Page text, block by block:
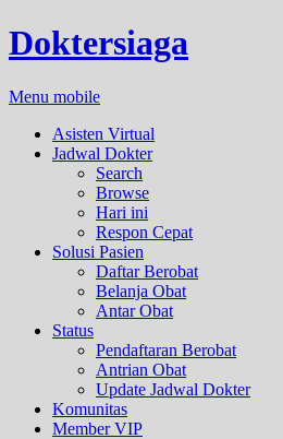
Doktersiaga
Menu mobile
Asisten Virtual
Jadwal Dokter
Search
Browse
Hari ini
Respon Cepat
Solusi Pasien
Daftar Berobat
Belanja Obat
Antar Obat
Status
Pendaftaran Berobat
Antrian Obat
Update Jadwal Dokter
Komunitas
Member VIP